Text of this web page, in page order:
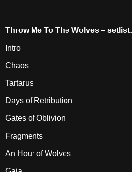
Throw Me To The Wolves – setlist:
Intro
Chaos
Tartarus
Days of Retribution
Gates of Oblivion
Fragments
An Hour of Wolves